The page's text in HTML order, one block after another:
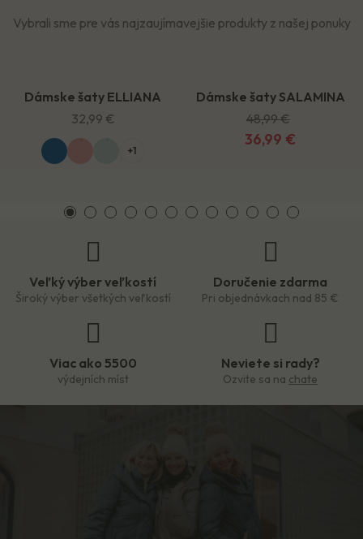
Vybrali sme pre vás najzaujímavejšie produkty z našej ponuky
Dámske šaty ELLIANA
32,99 €
+1
-12,00 €
Dámske šaty SALAMINA
48,99 €
36,99 €
Veľký výber veľkostí
Široký výber všetkých veľkostí
Doručenie zdarma
Pri objednávkach nad 85 €
Viac ako 5500
výdejních míst
Neviete si rady?
Ozvite sa na chate